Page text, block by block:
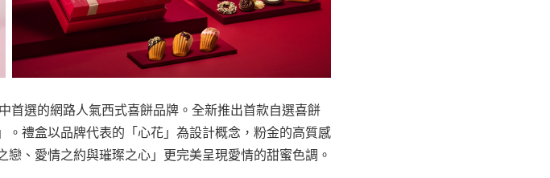
首選的網路人氣西式喜餅品牌。全新推出首款自選喜餅
。禮盒以品牌代表的「心花」為設計概念，粉金的高質感
、愛情之約與璀璨之心」更完美呈現愛情的甜蜜色調。